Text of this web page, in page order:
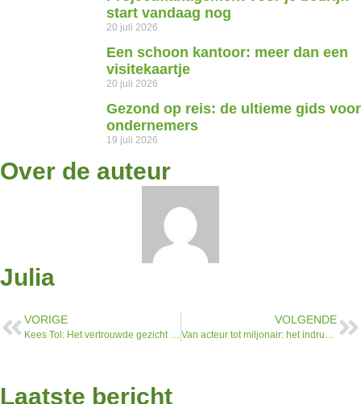
start vandaag nog
20 juli 2026
Een schoon kantoor: meer dan een
visitekaartje
20 juli 2026
Gezond op reis: de ultieme gids voor
ondernemers
19 juli 2026
Over de auteur
Julia
VORIGE
Kees Tol: Het vertrouwde gezicht op tv en daarbuiten
VOLGENDE
Van acteur tot miljonair: het indrukwekkende vermogen van Reinout Oerlemans
Laatste bericht